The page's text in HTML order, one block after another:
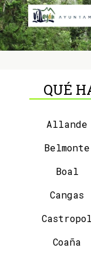
QUÉ
Allande
Belmonte
Boal
Cangas
Castropol
Coaña